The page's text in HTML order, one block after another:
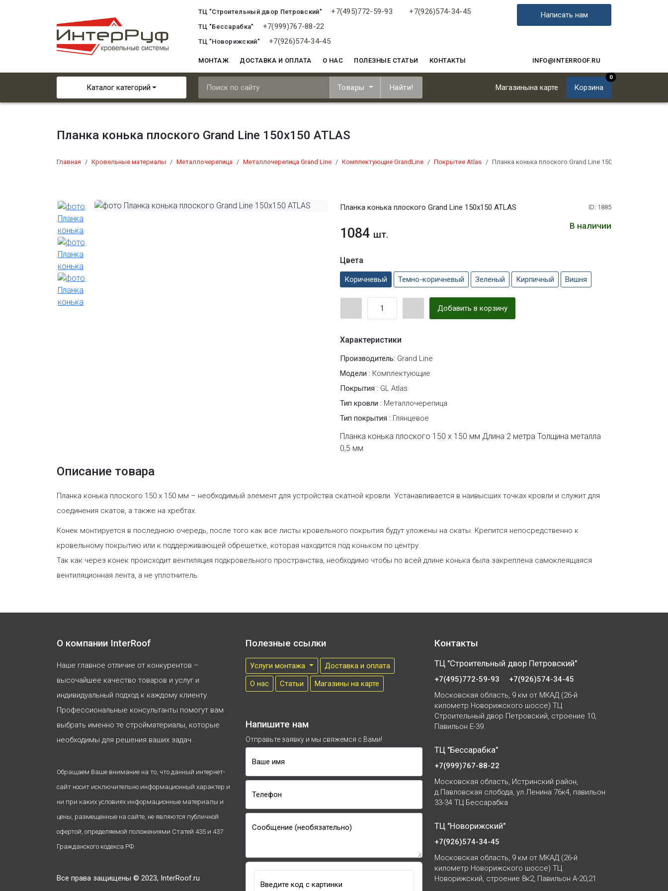
ТЦ "Строительный двор Петровский" +7(495)772-59-93 +7(926)574-34-45
ТЦ "Бессарабка" +7(999)767-88-22
ТЦ "Новорижский" +7(926)574-34-45
Написать нам
МОНТАЖ ДОСТАВКА И ОПЛАТА О НАС ПОЛЕЗНЫЕ СТАТЬИ КОНТАКТЫ INFO@INTERROOF.RU
Каталог категорий Товары Найти! Магазинына карте Корзина
0
Планка конька плоского Grand Line 150х150 ATLAS
Главная Кровельные материалы Металлочерепица Металлочерепица Grand Line Комплектующие GrandLine Покрытие Atlas Планка конька плоского Grand Line 150х150 ATLAS
Планка конька плоского Grand Line 150х150 ATLAS ID: 1885
В наличии
1084 шт.
Цвета
Коричневый Темно-коричневый Зеленый Кирпичный Вишня
Добавить в корзину
Характеристики
Производитель: Grand Line
Модели : Комплектующие
Покрытия : GL Atlas
Тип кровли : Металлочерепица
Тип покрытия : Глянцевое
Планка конька плоского 150 х 150 мм Длина 2 метра Толщина металла
0,5 мм
Описание товара
Планка конька плоского 150 х 150 мм – необходимый элемент для устройства скатной кровли. Устанавливается в наивысших точках кровли и служит для
соединения скатов, а также на хребтах.
Конек монтируется в последнюю очередь, после того как все листы кровельного покрытия будут уложены на скаты. Крепится непосредственно к
кровельному покрытию или к поддерживающей обрешетке, которая находится под коньком по центру.
Так как через конек происходит вентиляция подкровельного пространства, необходимо чтобы по всей длине конька была закреплена самоклеящаяся
вентиляционная лента, а не уплотнитель.
О компании InterRoof
Наше главное отличие от конкурентов –
высочайшее качество товаров и услуг и
индивидуальный подход к каждому клиенту.
Профессиональные консультанты помогут вам
выбрать именно те стройматериалы, которые
необходимы для решения ваших задач.
Обращаем Ваше внимание на то, что данный интернет-
сайт носит исключительно информационный характер и
ни при каких условиях информационные материалы и
цены, размещенные на сайте, не являются публичной
офертой, определяемой положениями Статей 435 и 437
Гражданского кодекса РФ.
Все права защищены © 2023, InterRoof.ru
Полезные ссылки
Услуги монтажа
Доставка и оплата
О нас
Cтатьи Магазины на карте
Напишите нам
Отправьте заявку и мы свяжемся с Вами!
Ваше имя
Телефон
Сообщение (необязательно)
Введите код с картинки
Контакты
ТЦ "Строительный двор Петровский"
+7(495)772-59-93
+7(926)574-34-45
Московская область, 9 км от МКАД (26-й
километр Новорижского шоссе) ТЦ
Строительный двор Петровский, строение 10,
Павильон Е-39.
ТЦ "Бессарабка"
+7(999)767-88-22
Московская область, Истринский район,
д.Павловская слобода, ул.Ленина 76к4, павильон
33-34 ТЦ Бессарабка
ТЦ "Новорижский"
+7(926)574-34-45
Московская область, 9 км от МКАД (26-й
километр Новорижского шоссе) ТЦ
Новорижский, строение 8к2, Павильон А-20,21